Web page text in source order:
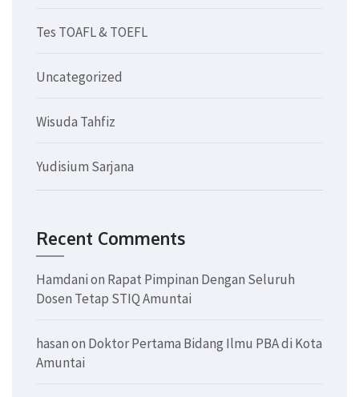
Tes TOAFL & TOEFL
Uncategorized
Wisuda Tahfiz
Yudisium Sarjana
Recent Comments
Hamdanion Rapat Pimpinan Dengan Seluruh
Dosen Tetap STIQ Amuntai
hasanon Doktor Pertama Bidang Ilmu PBA di Kota
Amuntai